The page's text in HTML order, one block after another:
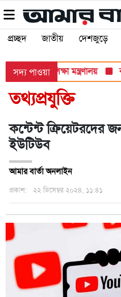
প্রচ্ছদ জাতীয় দেশজুড়ে
সদ্য পাওয়া
পরীক্ষায়: শিক্ষা মন্ত্রণালয়
তথ্যপ্রযুক্তি
কন্টেন্ট ক্রিয়েটরদের
ইউটিউব
আমার বার্তা অনলাইন
প্রকাশ: ২২ ডিসেম্বর ২০২৪, ১১:৪১